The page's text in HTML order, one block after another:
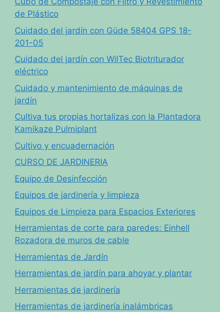
de Plástico
Cuidado del jardín con Güde 58404 GPS 18-
201-05
Cuidado del jardín con WilTec Biotriturador
eléctrico
Cuidado y mantenimiento de máquinas de
jardín
Cultiva tus propias hortalizas con la Plantadora
Kamikaze Pulmiplant
Cultivo y encuadernación
CURSO DE JARDINERIA
Equipo de Desinfección
Equipos de jardinería y limpieza
Equipos de Limpieza para Espacios Exteriores
Herramientas de corte para paredes: Einhell
Rozadora de muros de cable
Herramientas de Jardín
Herramientas de jardín para ahoyar y plantar
Herramientas de jardinería
Herramientas de jardinería inalámbricas